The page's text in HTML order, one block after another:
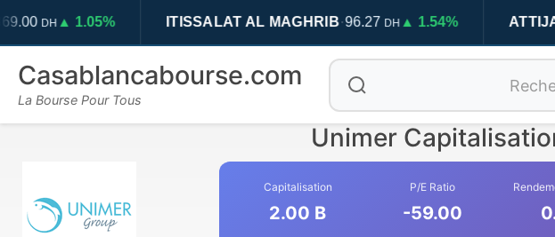
ITISSALAT AL MAGHRIB· 96.27DH▲ 1.54% ATTIJARIWAFA
Casablancabourse.com
La Bourse Pour Tous
Unimer
Capitalisation
2.00 B
P/E Ratio
-59.00